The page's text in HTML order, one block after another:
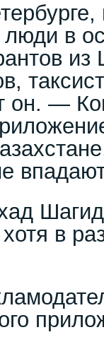
люди в
из
он. —
в